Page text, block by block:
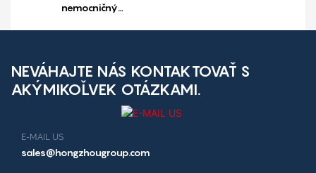
nemocničný
kiosk v nemocnici s
čítačkou zdravotných
kariet
NEVÁHAJTE NÁS KONTAKTOVAŤ S
AKÝMIKOĽVEK OTÁZKAMI.
E-MAIL US
sales@hongzhougroup.com